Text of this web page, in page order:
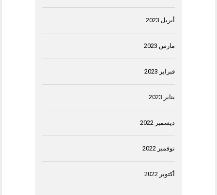
أبريل 2023
مارس 2023
فبراير 2023
يناير 2023
ديسمبر 2022
نوفمبر 2022
أكتوبر 2022